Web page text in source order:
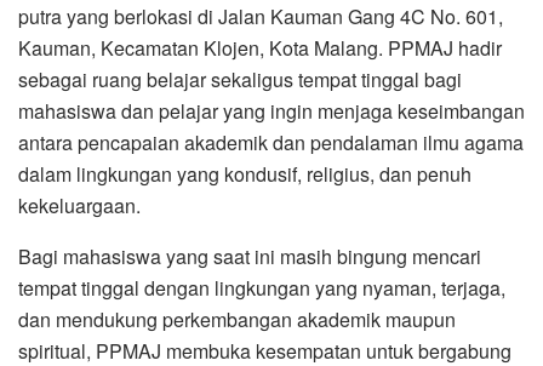
putra yang berlokasi di Jalan Kauman Gang 4C No. 601,
Kauman, Kecamatan Klojen, Kota Malang. PPMAJ hadir
sebagai ruang belajar sekaligus tempat tinggal bagi
mahasiswa dan pelajar yang ingin menjaga keseimbangan
antara pencapaian akademik dan pendalaman ilmu agama
dalam lingkungan yang kondusif, religius, dan penuh
kekeluargaan.
Bagi mahasiswa yang saat ini masih bingung mencari
tempat tinggal dengan lingkungan yang nyaman, terjaga,
dan mendukung perkembangan akademik maupun
spiritual, PPMAJ membuka kesempatan untuk bergabung